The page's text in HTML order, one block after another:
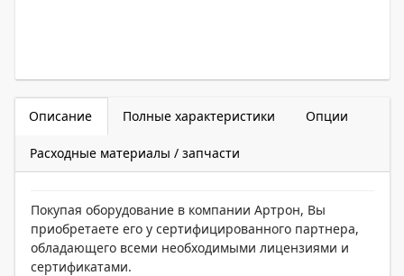
Описание Полные характеристики Опции
Расходные материалы / запчасти
Покупая оборудование в компании Артрон, Вы
приобретаете его у сертифицированного партнера,
обладающего всеми необходимыми лицензиями и
сертификатами.